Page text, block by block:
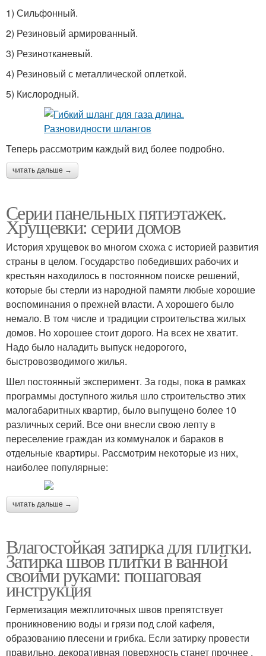
1) Сильфонный.
2) Резиновый армированный.
3) Резинотканевый.
4) Резиновый с металлической оплеткой.
5) Кислородный.
Теперь рассмотрим каждый вид более подробно.
читать дальше →
Серии панельных пятиэтажек.
Хрущевки: серии домов
История хрущевок во многом схожа с историей развития
страны в целом. Государство победивших рабочих и
крестьян находилось в постоянном поиске решений,
которые бы стерли из народной памяти любые хорошие
воспоминания о прежней власти. А хорошего было
немало. В том числе и традиции строительства жилых
домов. Но хорошее стоит дорого. На всех не хватит.
Надо было наладить выпуск недорогого,
быстровозводимого жилья.
Шел постоянный эксперимент. За годы, пока в рамках
программы доступного жилья шло строительство этих
малогабаритных квартир, было выпущено более 10
различных серий. Все они внесли свою лепту в
переселение граждан из коммуналок и бараков в
отдельные квартиры. Рассмотрим некоторые из них,
наиболее популярные:
читать дальше →
Влагостойкая затирка для плитки.
Затирка швов плитки в ванной
своими руками: пошаговая
инструкция
Герметизация межплиточных швов препятствует
проникновению воды и грязи под слой кафеля,
образованию плесени и грибка. Если затирку провести
правильно, декоративная поверхность станет прочнее ,